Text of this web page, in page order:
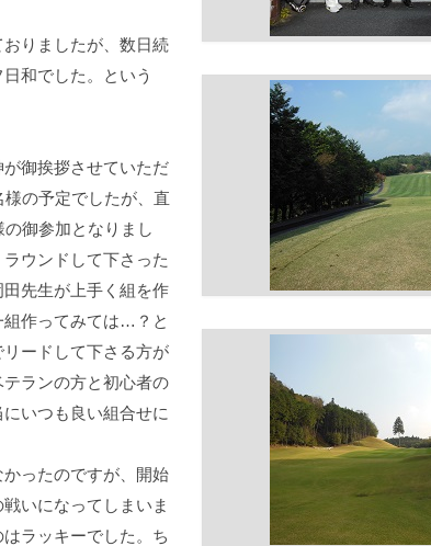
りましたが、数日続
和でした。という
御挨拶させていただ
の予定でしたが、直
御参加となりまし
ウンドして下さった
先生が上手く組を作
組作ってみては…？と
ードして下さる方が
ランの方と初心者の
いつも良い組合せに
ったのですが、開始
いになってしまいま
ラッキーでした。ち